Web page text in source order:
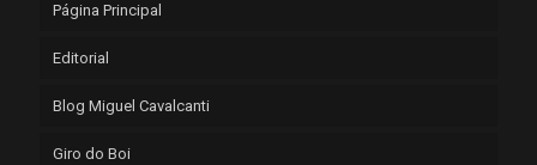
Página Principal
Editorial
Blog Miguel Cavalcanti
Giro do Boi